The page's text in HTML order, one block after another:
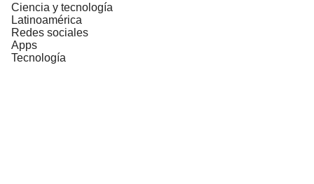
Ciencia y tecnología
Latinoamérica
Redes sociales
Apps
Tecnología